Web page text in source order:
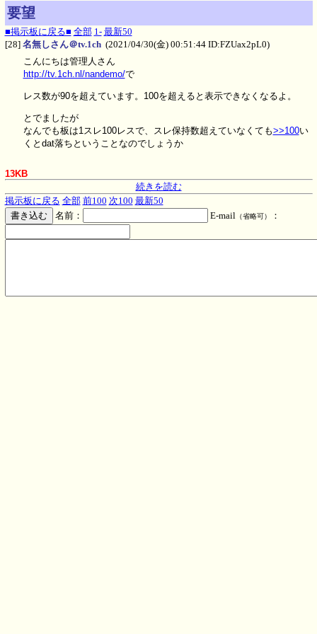
要望
■掲示板に戻る■ 全部 1- 最新50
[28] 名無しさん＠tv.1ch (2021/04/30(金) 00:51:44 ID:FZUax2pL0)
こんにちは管理人さん
http://tv.1ch.nl/nandemo/で
レス数が90を超えています。100を超えると表示できなくなるよ。
とでましたが
なんでも板は1スレ100レスで、スレ保持数超えていなくても>>100い
くとdat落ちということなのでしょうか
13KB
続きを読む
掲示板に戻る 全部 前100 次100 最新50
名前：
E-mail（省略可） ：